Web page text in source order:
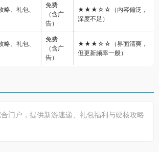
略、礼包、
免费
（含广
告）
★★★☆☆（内容偏泛，
深度不足）
略、礼包、
免费
（含广
告）
★★★☆☆（界面清爽，
但更新频率一般）
门户，提供新游速递、礼包福利与硬核攻略